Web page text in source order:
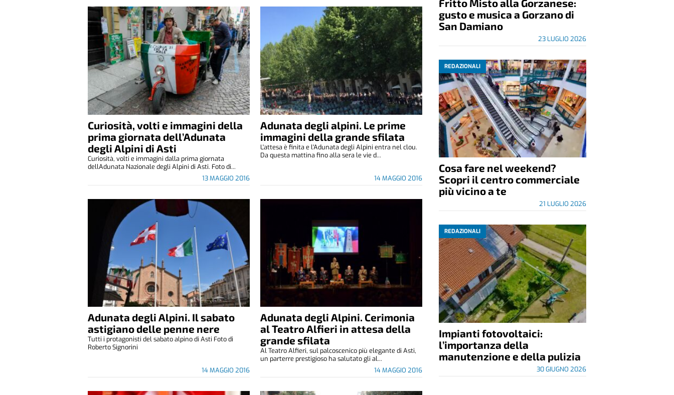
Curiosità, volti e immagini della
prima giornata dell’Adunata
degli Alpini di Asti
13 MAGGIO 2016
Curiosità, volti e immagini dalla prima giornata
dellAdunata Nazionale degli Alpini di Asti. Foto di...
Adunata degli alpini. Le prime
immagini della grande sfilata
14 MAGGIO 2016
L'attesa è finita e l'Adunata degli Alpini entra nel clou.
Da questa mattina fino alla sera le vie d...
Adunata degli Alpini. Il sabato
astigiano delle penne nere
14 MAGGIO 2016
Tutti i protagonisti del sabato alpino di Asti Foto di
Roberto Signorini
Adunata degli Alpini. Cerimonia
al Teatro Alfieri in attesa della
grande sfilata
14 MAGGIO 2016
Al Teatro Alfieri, sul palcoscenico più elegante di Asti,
un parterre prestigioso ha salutato gli al...
Fritto Misto alla Gorzanese:
gusto e musica a Gorzano di
San Damiano
23 LUGLIO 2026
REDAZIONALI
Cosa fare nel weekend?
Scopri il centro commerciale
più vicino a te
21 LUGLIO 2026
REDAZIONALI
Impianti fotovoltaici:
l’importanza della
manutenzione e della pulizia
30 GIUGNO 2026